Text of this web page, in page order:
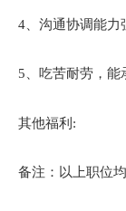
4、沟通协调能力
5、吃苦耐劳，能
其他福利:
备注：以上职位